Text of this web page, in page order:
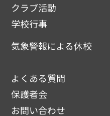
クラブ活動
学校行事
気象警報による休校
よくある質問
保護者会
お問い合わせ